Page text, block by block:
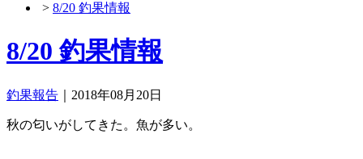
> 8/20 釣果情報
8/20 釣果情報
釣果報告 ｜2018年08月20日
秋の匂いがしてきた。魚が多い。